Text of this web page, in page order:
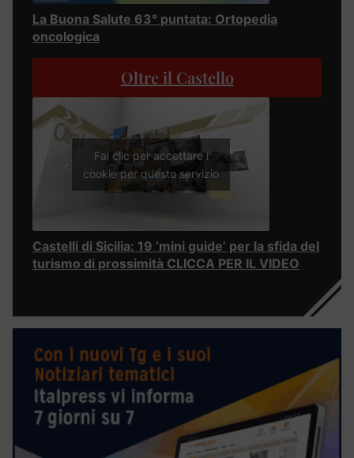
La Buona Salute 63° puntata: Ortopedia
oncologica
Oltre il Castello
Fai clic per accettare i
cookie per questo servizio
Castelli di Sicilia: 19 ‘mini guide’ per la sfida del
turismo di prossimità CLICCA PER IL VIDEO